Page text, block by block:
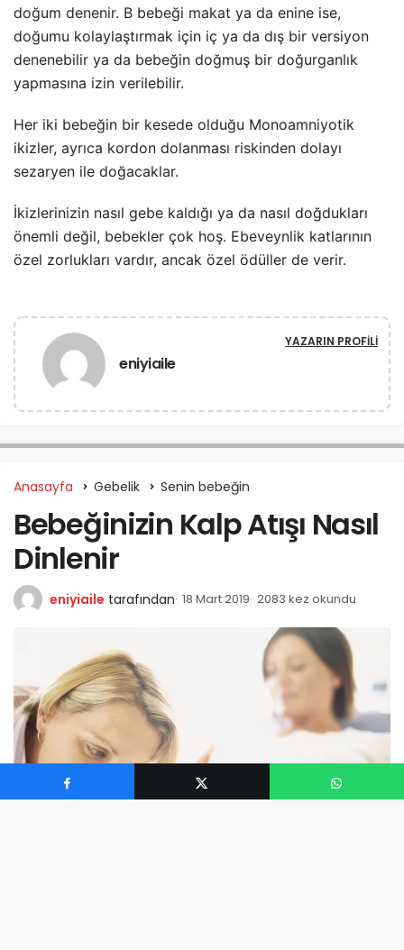
doğum denenir. B bebeği makat ya da enine ise,
doğumu kolaylaştırmak için iç ya da dış bir versiyon
denenebilir ya da bebeğin doğmuş bir doğurganlık
yapmasına izin verilebilir.
Her iki bebeğin bir kesede olduğu Monoamniyotik
ikizler, ayrıca kordon dolanması riskinden dolayı
sezaryen ile doğacaklar.
İkizlerinizin nasıl gebe kaldığı ya da nasıl doğdukları
önemli değil, bebekler çok hoş. Ebeveynlik katlarının
özel zorlukları vardır, ancak özel ödüller de verir.
eniyiaile
YAZARIN PROFILI
Anasayfa Gebelik Senin bebeğin
Bebeğinizin Kalp Atışı Nasıl
Dinlenir
eniyiaile tarafından 18 Mart 2019 2083 kez okundu